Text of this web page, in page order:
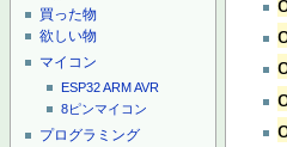
買った物
欲しい物
マイコン
ESP32ARMAVR
8ピンマイコン
プログラミング